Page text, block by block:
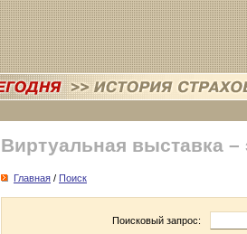
Виртуальная выставка –
Главная / Поиск
Поисковый запрос: